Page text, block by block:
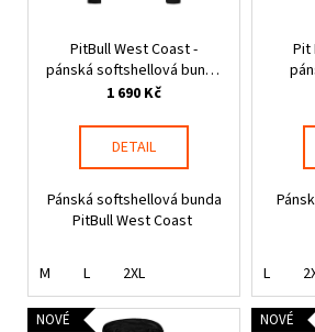
PitBull West Coast -
pánská softshellová bunda
ROSCOE černá
1 690 Kč
DETAIL
Pánská softshellová bunda
PitBull West Coast
M L 2XL
Pit
L
NOVÉ NOVÉ